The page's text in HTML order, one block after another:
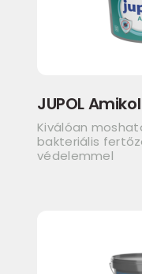
JUPOL Amikol
Kiválóan
bakteriális
védelemmel